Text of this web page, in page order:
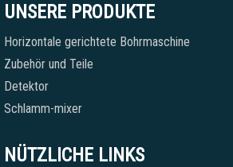
UNSERE PRODUKTE
Horizontale gerichtete Bohrmaschine
Zubehör und Teile
Detektor
Schlamm-mixer
NÜTZLICHE LINKS